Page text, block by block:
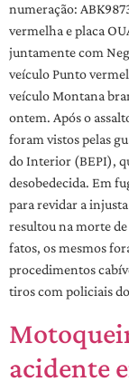
numeração:
vermelha e placa
juntamente com
veículo Punto
veículo Montana
ontem. Após o
foram vistos pelas
do Interior (BEPI),
desobedecida. Em
para revidar a
resultou na morte
fatos, os mesmos
procedimentos
tiros com policiais
acidente